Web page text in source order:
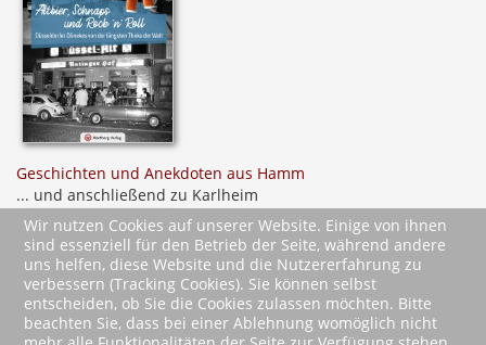
Geschichten und Anekdoten aus Hamm
... und anschließend zu Karlheim
Wir nutzen Cookies auf unserer Website. Einige von ihnen
sind essenziell für den Betrieb der Seite, während andere
uns helfen, diese Website und die Nutzererfahrung zu
verbessern (Tracking Cookies). Sie können selbst
entscheiden, ob Sie die Cookies zulassen möchten. Bitte
beachten Sie, dass bei einer Ablehnung womöglich nicht